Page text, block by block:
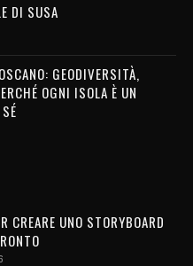
DI SUSA
GEODIVERSITÀ,
OGNI ISOLA È UN
CREARE UNO STORYBOARD